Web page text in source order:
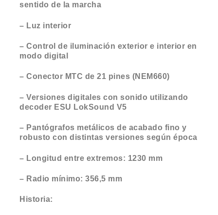
sentido de la marcha
– Luz interior
– Control de iluminación exterior e interior en
modo digital
– Conector MTC de 21 pines (NEM660)
– Versiones digitales con sonido utilizando
decoder ESU LokSound V5
– Pantógrafos metálicos de acabado fino y
robusto con distintas versiones según época
– Longitud entre extremos: 1230 mm
– Radio mínimo: 356,5 mm
Historia: